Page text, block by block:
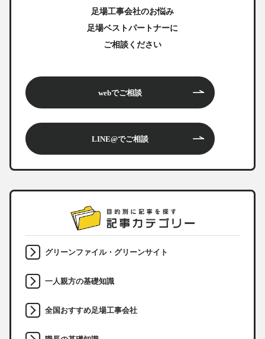
足場工事会社のお悩み
足場ベストパートナーに
ご相談ください
webでご相談
LINE@でご相談
グリーンファイル・グリーンサイト
一人親方の基礎知識
全国おすすめ足場工事会社